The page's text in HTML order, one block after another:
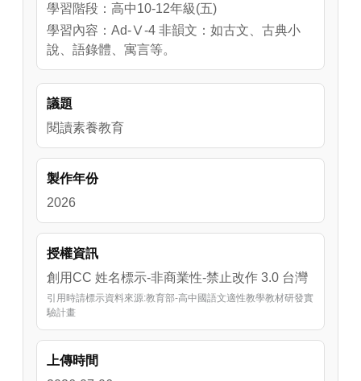
學習階段：高中10-12年級(五)
學習內容：Ad-Ⅴ-4 非韻文：如古文、古典小
說、語錄體、寓言等。
議題
閱讀素養教育
製作年份
2026
授權資訊
創用CC 姓名標示-非商業性-禁止改作 3.0 台灣
引用時請標示資料來源:教育部-高中國語文適性教學教材研發實
驗計畫
上傳時間